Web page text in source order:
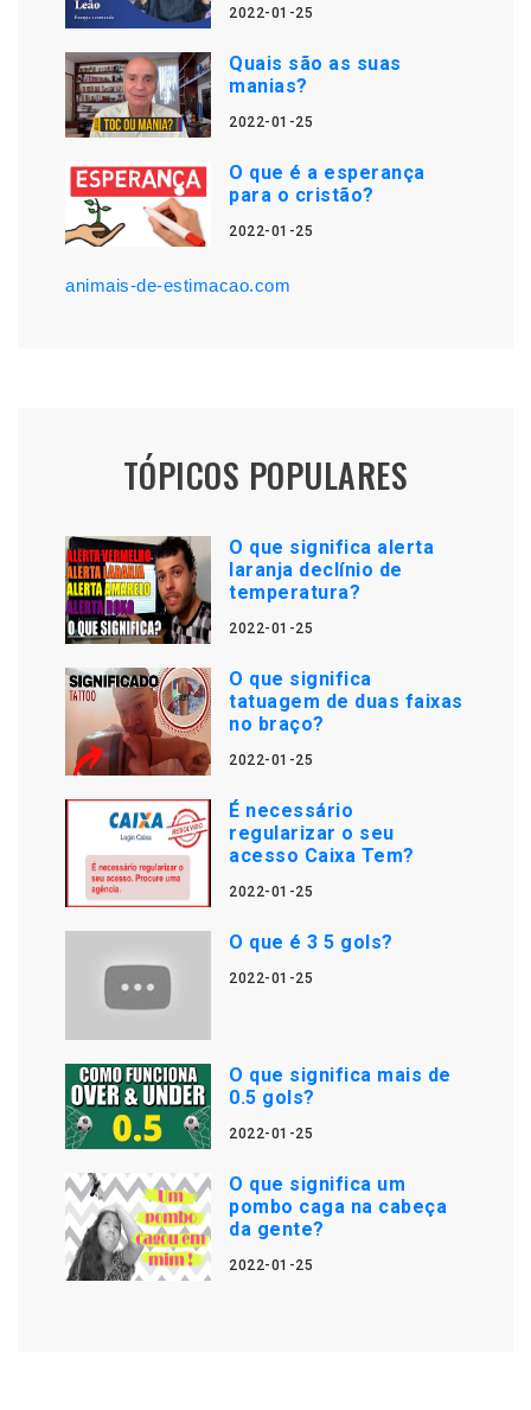
2022-01-25
Quais são as suas
manias?
2022-01-25
O que é a esperança
para o cristão?
2022-01-25
animais-de-estimacao.com
TÓPICOS POPULARES
O que significa alerta
laranja declínio de
temperatura?
2022-01-25
O que significa
tatuagem de duas faixas
no braço?
2022-01-25
É necessário
regularizar o seu
acesso Caixa Tem?
2022-01-25
O que é 3 5 gols?
2022-01-25
O que significa mais de
0.5 gols?
2022-01-25
O que significa um
pombo caga na cabeça
da gente?
2022-01-25